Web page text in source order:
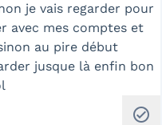
je vais regarder pour
avec mes comptes et
au pire début
jusque là enfin bon
check_circle